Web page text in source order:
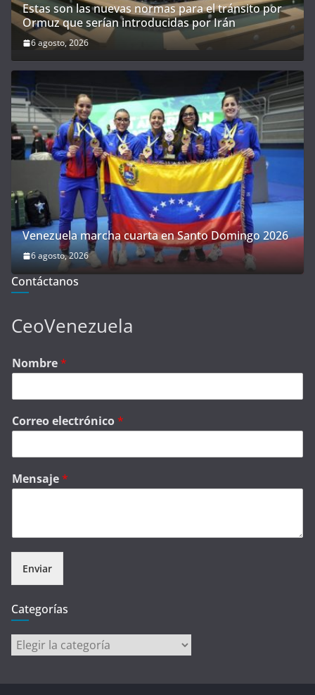
Estas son las nuevas normas para el tránsito por
Ormuz que serían introducidas por Irán
6 agosto, 2026
Venezuela marcha cuarta en Santo Domingo 2026
6 agosto, 2026
Contáctanos
CeoVenezuela
Nombre*
Correo electrónico*
Mensaje*
Enviar
Categorías
Categorías